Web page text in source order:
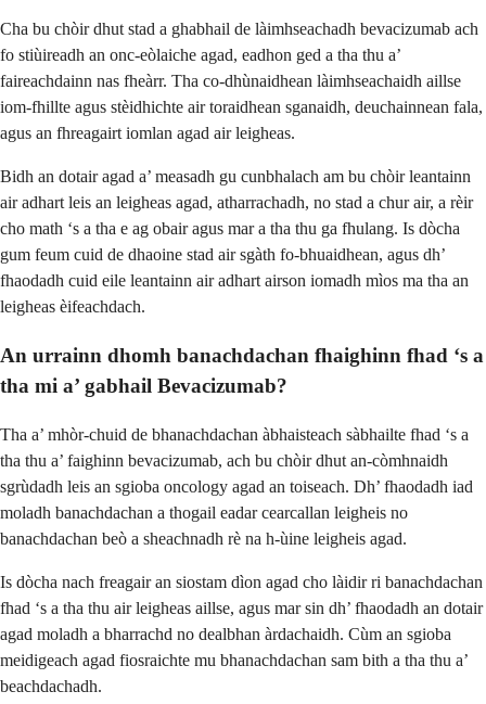
Cha bu chòir dhut stad a ghabhail de làimhseachadh bevacizumab ach
fo stiùireadh an onc-eòlaiche agad, eadhon ged a tha thu a’
faireachdainn nas fheàrr. Tha co-dhùnaidhean làimhseachaidh aillse
iom-fhillte agus stèidhichte air toraidhean sganaidh, deuchainnean fala,
agus an fhreagairt iomlan agad air leigheas.
Bidh an dotair agad a’ measadh gu cunbhalach am bu chòir leantainn
air adhart leis an leigheas agad, atharrachadh, no stad a chur air, a rèir
cho math ‘s a tha e ag obair agus mar a tha thu ga fhulang. Is dòcha
gum feum cuid de dhaoine stad air sgàth fo-bhuaidhean, agus dh’
fhaodadh cuid eile leantainn air adhart airson iomadh mìos ma tha an
leigheas èifeachdach.
An urrainn dhomh banachdachan fhaighinn fhad ‘s a
tha mi a’ gabhail Bevacizumab?
Tha a’ mhòr-chuid de bhanachdachan àbhaisteach sàbhailte fhad ‘s a
tha thu a’ faighinn bevacizumab, ach bu chòir dhut an-còmhnaidh
sgrùdadh leis an sgioba oncology agad an toiseach. Dh’ fhaodadh iad
moladh banachdachan a thogail eadar cearcallan leigheis no
banachdachan beò a sheachnadh rè na h-ùine leigheis agad.
Is dòcha nach freagair an siostam dìon agad cho làidir ri banachdachan
fhad ‘s a tha thu air leigheas aillse, agus mar sin dh’ fhaodadh an dotair
agad moladh a bharrachd no dealbhan àrdachaidh. Cùm an sgioba
meidigeach agad fiosraichte mu bhanachdachan sam bith a tha thu a’
beachdachadh.